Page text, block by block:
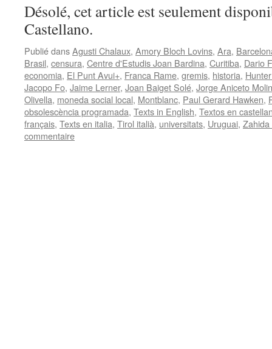
Désolé, cet article est seulement
Castellano.
Publié dansAgusti Chalaux, Amory Bloch Lovins, Ara,
Brasil, censura, Centre d'Estudis Joan Bardina, Curitiba, Dario
economia, El Punt Avui+, Franca Rame, gremis, historia,
Jacopo Fo, Jaime Lerner, Joan Baiget Solé, Jorge Aniceto
Olivella, moneda social local, Montblanc, Paul Gerard Hawken,
obsolescència programada, Texts in English, Textos en
français, Texts en italia, Tirol italià, universitats, Uruguai,
commentaire